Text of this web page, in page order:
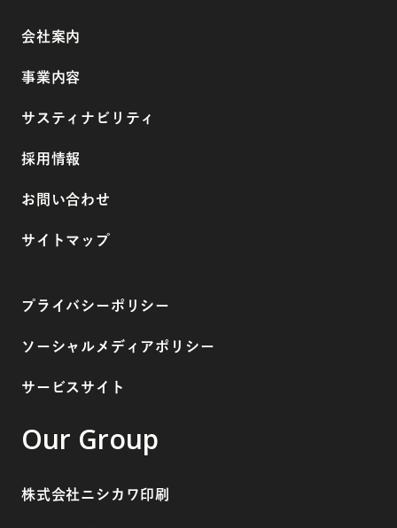
会社案内
事業内容
サスティナビリティ
採用情報
お問い合わせ
サイトマップ
プライバシーポリシー
ソーシャルメディアポリシー
サービスサイト
Our Group
株式会社ニシカワ印刷